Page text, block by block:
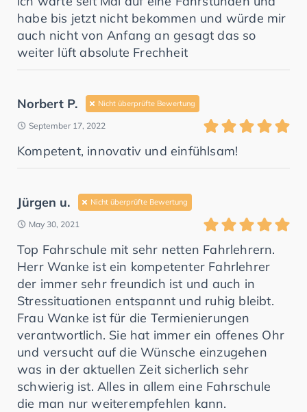
habe bis jetzt nicht bekommen und würde mir
auch nicht von Anfang an gesagt das so
weiter lüft absolute Frechheit
Norbert P. Nicht überprüfte Bewertung
September 17, 2022
Kompetent, innovativ und einfühlsam!
Jürgen u. Nicht überprüfte Bewertung
May 30, 2021
Top Fahrschule mit sehr netten Fahrlehrern.
Herr Wanke ist ein kompetenter Fahrlehrer
der immer sehr freundich ist und auch in
Stressituationen entspannt und ruhig bleibt.
Frau Wanke ist für die Termienierungen
verantwortlich. Sie hat immer ein offenes Ohr
und versucht auf die Wünsche einzugehen
was in der aktuellen Zeit sicherlich sehr
schwierig ist. Alles in allem eine Fahrschule
die man nur weiterempfehlen kann.